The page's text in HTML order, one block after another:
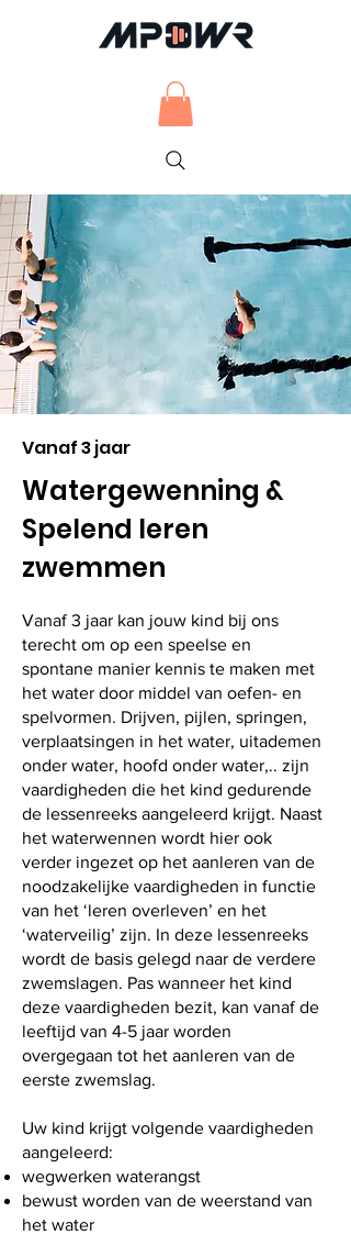
Vanaf 3 jaar
Watergewenning &
Spelend leren
zwemmen
Vanaf 3 jaar kan jouw kind bij ons
terecht om op een speelse en
spontane manier kennis te maken met
het water door middel van oefen- en
spelvormen. Drijven, pijlen, springen,
verplaatsingen in het water, uitademen
onder water, hoofd onder water,.. zijn
vaardigheden die het kind gedurende
de lessenreeks aangeleerd krijgt. Naast
het waterwennen wordt hier ook
verder ingezet op het aanleren van de
noodzakelijke vaardigheden in functie
van het ‘leren overleven’ en het
‘waterveilig’ zijn. In deze lessenreeks
wordt de basis gelegd naar de verdere
zwemslagen. Pas wanneer het kind
deze vaardigheden bezit, kan vanaf de
leeftijd van 4-5 jaar worden
overgegaan tot het aanleren van de
eerste zwemslag.
Uw kind krijgt volgende vaardigheden
aangeleerd:
wegwerken waterangst
bewust worden van de weerstand van
het water